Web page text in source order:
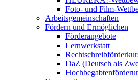
Foto- und Film-
Arbeitsgemeinschaften
Fördern und Ermöglichen
Förderangebote
Lernwerkstatt
DaZ (Deutsch als